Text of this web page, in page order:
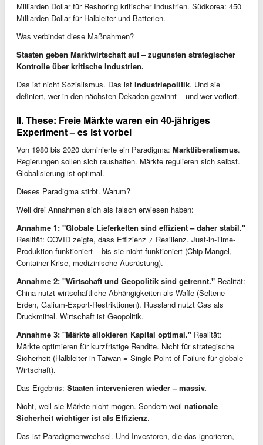
Milliarden Dollar für Reshoring kritischer Industrien. Südkorea: 450
Milliarden Dollar für Halbleiter und Batterien.
Was verbindet diese Maßnahmen?
Staaten geben Marktwirtschaft auf – zugunsten strategischer
Kontrolle über kritische Industrien.
Das ist nicht Sozialismus. Das ist Industriepolitik. Und sie
definiert, wer in den nächsten Dekaden gewinnt – und wer verliert.
II. These: Freie Märkte waren ein 40-jähriges
Experiment – es ist vorbei
Von 1980 bis 2020 dominierte ein Paradigma: Marktliberalismus.
Regierungen sollen sich raushalten. Märkte regulieren sich selbst.
Globalisierung ist optimal.
Dieses Paradigma stirbt. Warum?
Weil drei Annahmen sich als falsch erwiesen haben:
Annahme 1: "Globale Lieferketten sind effizient – daher stabil."
Realität: COVID zeigte, dass Effizienz ≠ Resilienz. Just-in-Time-
Produktion funktioniert – bis sie nicht funktioniert (Chip-Mangel,
Container-Krise, medizinische Ausrüstung).
Annahme 2: "Wirtschaft und Geopolitik sind getrennt." Realität:
China nutzt wirtschaftliche Abhängigkeiten als Waffe (Seltene
Erden, Galium-Export-Restriktionen). Russland nutzt Gas als
Druckmittel. Wirtschaft ist Geopolitik.
Annahme 3: "Märkte allokieren Kapital optimal." Realität:
Märkte optimieren für kurzfristige Rendite. Nicht für strategische
Sicherheit (Halbleiter in Taiwan = Single Point of Failure für globale
Wirtschaft).
Das Ergebnis: Staaten intervenieren wieder – massiv.
Nicht, weil sie Märkte nicht mögen. Sondern weil nationale
Sicherheit wichtiger ist als Effizienz.
Das ist Paradigmenwechsel. Und Investoren, die das ignorieren,